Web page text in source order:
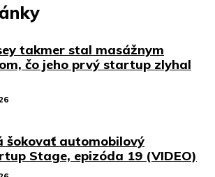
takmer stal masážnym
čo jeho prvý startup zlyhal
šokovať automobilový
Stage, epizóda 19 (VIDEO)